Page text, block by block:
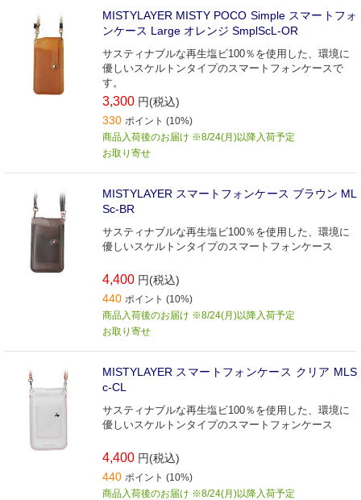
MISTYLAYER MISTY POCO Simple スマートフォ
ンケース Large オレンジ SmplScL-OR
サスティナブルな再生塩ビ100％を使用した、環境に
優しいスケルトンタイプのスマートフォンケースで
す。
3,300 円(税込)
330 ポイント (10%)
商品入荷後のお届け ※8/24(月)以降入荷予定
お取り寄せ
MISTYLAYER スマートフォンケース ブラウン ML
Sc-BR
サスティナブルな再生塩ビ100％を使用した、環境に
優しいスケルトンタイプのスマートフォンケース
4,400 円(税込)
440 ポイント (10%)
商品入荷後のお届け ※8/24(月)以降入荷予定
お取り寄せ
MISTYLAYER スマートフォンケース クリア MLS
c-CL
サスティナブルな再生塩ビ100％を使用した、環境に
優しいスケルトンタイプのスマートフォンケース
4,400 円(税込)
440 ポイント (10%)
商品入荷後のお届け ※8/24(月)以降入荷予定